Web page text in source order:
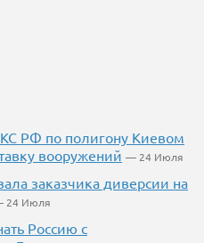
РФ по полигону Киевом
вооружений — 24 Июля
заказчика диверсии на
24 Июля
Россию с